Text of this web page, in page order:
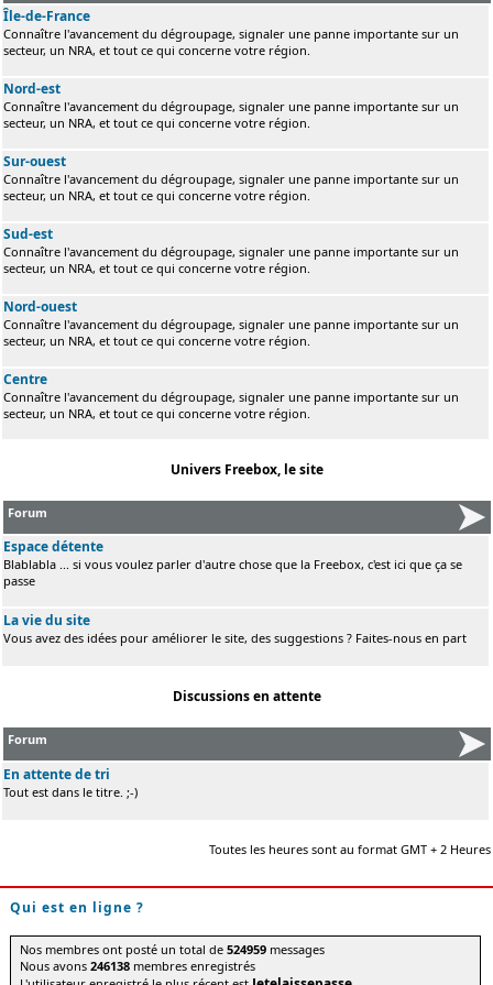
Île-de-France
Connaître l'avancement du dégroupage, signaler une panne importante sur un
secteur, un NRA, et tout ce qui concerne votre région.
Nord-est
Connaître l'avancement du dégroupage, signaler une panne importante sur un
secteur, un NRA, et tout ce qui concerne votre région.
Sur-ouest
Connaître l'avancement du dégroupage, signaler une panne importante sur un
secteur, un NRA, et tout ce qui concerne votre région.
Sud-est
Connaître l'avancement du dégroupage, signaler une panne importante sur un
secteur, un NRA, et tout ce qui concerne votre région.
Nord-ouest
Connaître l'avancement du dégroupage, signaler une panne importante sur un
secteur, un NRA, et tout ce qui concerne votre région.
Centre
Connaître l'avancement du dégroupage, signaler une panne importante sur un
secteur, un NRA, et tout ce qui concerne votre région.
Univers Freebox, le site
Forum
Espace détente
Blablabla ... si vous voulez parler d'autre chose que la Freebox, c'est ici que ça se
passe
La vie du site
Vous avez des idées pour améliorer le site, des suggestions ? Faites-nous en part
Discussions en attente
Forum
En attente de tri
Tout est dans le titre. ;-)
Toutes les heures sont au format GMT + 2 Heures
Qui est en ligne ?
Nos membres ont posté un total de524959 messages
Nous avons246138 membres enregistrés